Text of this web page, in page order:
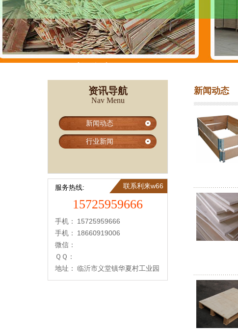
资讯导航
Nav Menu
新闻动态
行业新闻
服务热线: 联系利来w66
15725959666
手机：
15725959666
手机：
18660919006
微信：
ＱＱ：
地址： 临沂市义堂镇华夏村工业园
新闻动态